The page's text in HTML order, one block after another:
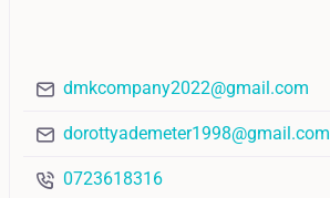
dmkcompany2022@gmail.com
dorottyademeter1998@gmail.com
0723618316